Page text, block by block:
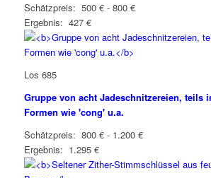
Schätzpreis: 500 € - 800 €
Ergebnis: 427 €
Los 685
Gruppe von acht Jadeschnitzereien, teils
Formen wie 'cong' u.a.
Schätzpreis: 800 € - 1.200 €
Ergebnis: 1.295 €